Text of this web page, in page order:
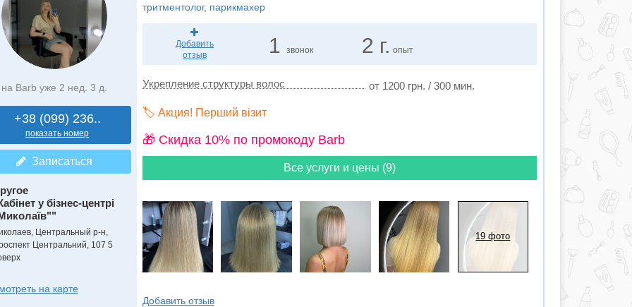
на Barb уже 2 нед. 3 д.
+38 (099) 236..
показать номер
Записаться
у бізнес-центрі
Центральный р-н,
Центральний, 107 5
на карте
тритментолог, парикмахер
Добавить
отзыв
1звонок 2 г. опыт
Укрепление структуры волос от 1200 грн. / 300 мин.
🏷️ Акция! Перший візит
🎁 Cкидка 10% по промокоду Barb
Все услуги и цены (9)
19 фото
Добавить отзыв